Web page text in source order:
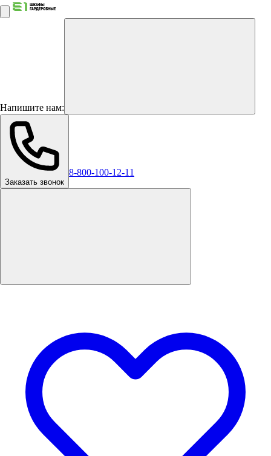
Напишите нам:
Заказать звонок
8-800-100-12-11